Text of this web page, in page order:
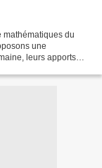
mathématiques du
une
leurs apports